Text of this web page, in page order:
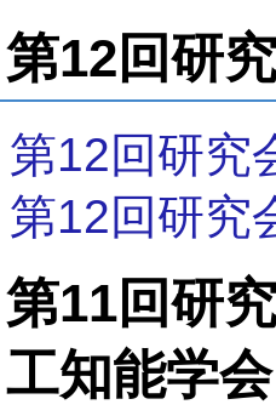
第12回研
第12回研究
第12回研究
第11回研
工知能学